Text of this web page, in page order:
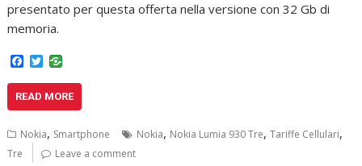
presentato per questa offerta nella versione con 32 Gb di
memoria.
F
c
e
b
o
T
i
t
t
r
READ MORE
Nokia, Smartphone Nokia, Nokia Lumia 930 Tre,Tariffe Cellulari,
Tre Leave a comment